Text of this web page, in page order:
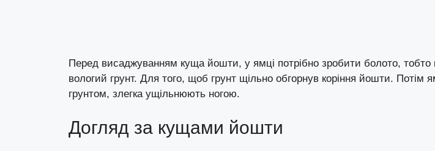
Перед висаджуванням куща йошти, у ямці потрібно зробити болото,
вологий грунт. Для того, щоб грунт щільно обгорнув коріння йошти. Потім
грунтом, злегка ущільнюють ногою.
Догляд за кущами йошти